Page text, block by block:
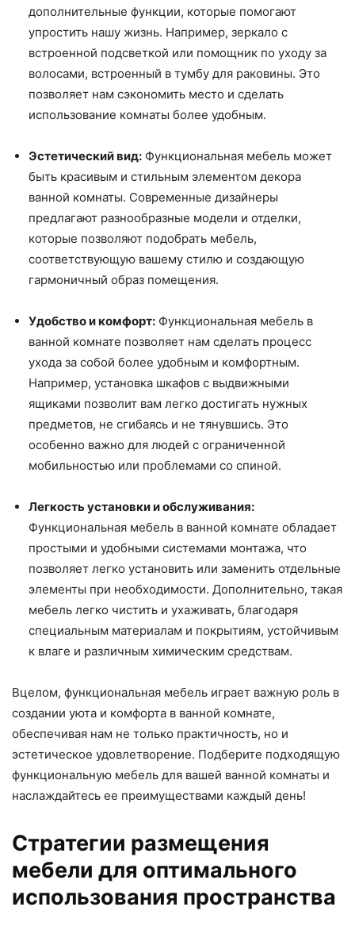
дополнительные функции, которые помогают
упростить нашу жизнь. Например, зеркало с
встроенной подсветкой или помощник по уходу за
волосами, встроенный в тумбу для раковины. Это
позволяет нам сэкономить место и сделать
использование комнаты более удобным.
Эстетический вид: Функциональная мебель может
быть красивым и стильным элементом декора
ванной комнаты. Современные дизайнеры
предлагают разнообразные модели и отделки,
которые позволяют подобрать мебель,
соответствующую вашему стилю и создающую
гармоничный образ помещения.
Удобство и комфорт: Функциональная мебель в
ванной комнате позволяет нам сделать процесс
ухода за собой более удобным и комфортным.
Например, установка шкафов с выдвижными
ящиками позволит вам легко достигать нужных
предметов, не сгибаясь и не тянувшись. Это
особенно важно для людей с ограниченной
мобильностью или проблемами со спиной.
Легкость установки и обслуживания:
Функциональная мебель в ванной комнате обладает
простыми и удобными системами монтажа, что
позволяет легко установить или заменить отдельные
элементы при необходимости. Дополнительно, такая
мебель легко чистить и ухаживать, благодаря
специальным материалам и покрытиям, устойчивым
к влаге и различным химическим средствам.
Вцелом, функциональная мебель играет важную роль в
создании уюта и комфорта в ванной комнате,
обеспечивая нам не только практичность, но и
эстетическое удовлетворение. Подберите подходящую
функциональную мебель для вашей ванной комнаты и
наслаждайтесь ее преимуществами каждый день!
Стратегии размещения
мебели для оптимального
использования пространства